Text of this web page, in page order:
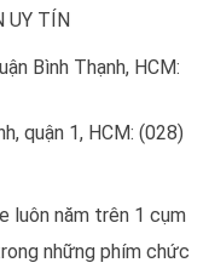
UY TÍN
Bình Thạnh, HCM:
quận 1, HCM: (028)
luôn năm trên 1 cụm
những phím chức